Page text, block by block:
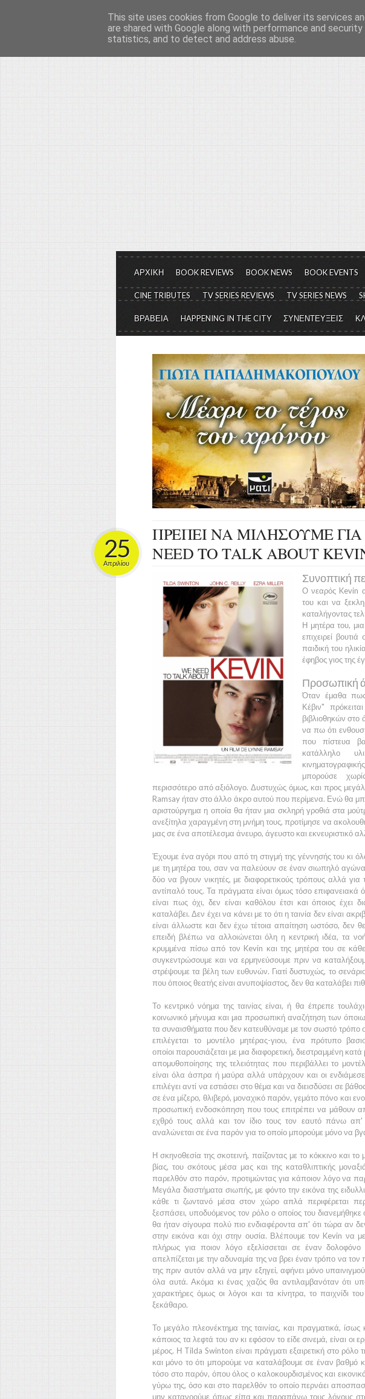
Το μεγαλείο των Τεχνών...
Είμαστε πάντα εδώ για να μιλάμε για τον πολιτισμό,
ΑΡΧΙΚΗ BOOK REVIEWS BOOK NEWS BOOK EVENTS
CINE TRIBUTES TV SERIES REVIEWS TV SERIES NEWS
ΒΡΑΒΕΙΑ HAPPENING IN THE CITY ΣΥΝΕΝΤΕΥΞΕΙΣ
ΠΡΕΠΕΙ ΝΑ ΜΙΛΗΣΟΥΜΕ ΓΙΑ
NEED TO TALK ABOUT
25
Απριλίου
Συνοπτική
Ο νεαρός Kevin
του και να
καταλήγοντας
Η μητέρα του,
επιχειρεί
παιδική του
έφηβος γιος της
Προσωπική
Όταν έμαθα
Κέβιν"
βιβλιοθηκών
να πω ότι
που πίστευα
κατάλληλο
μπορούσε
περισσότερο από αξιόλογο. Δυστυχώς όμως, και προς
Ramsayήταν στο άλλο άκρο αυτού που περίμενα. Ενώ θα
αριστούργημα η οποία θα ήταν μια σκληρή γροθιά στα
ανεξίτηλα χαραγμένη στη μνήμη τους, προτίμησε να
μας σε ένα αποτέλεσμα άνευρο, άγευστο και εκνευριστικό
Έχουμε ένα αγόρι που από τη στιγμή της γέννησής του κι
με τη μητέρα του, σαν να παλεύουν σε έναν σιωπηλό αγώνα
δύο να βγουν νικητές, με διαφορετικούς τρόπους αλλά για
αντίπαλό τους. Τα πράγματα είναι όμως τόσο επιφανειακά
είναι πως όχι, δεν είναι καθόλου έτσι και όποιος έχει
καταλάβει. Δεν έχει να κάνει με το ότι η ταινία δεν είναι
είναι άλλωστε και δεν έχω τέτοια απαίτηση ωστόσο, δεν
επειδή βλέπω να αλλοιώνεται όλη η κεντρική ιδέα, τα
κρυμμένα πίσω από τον Kevin και της μητέρα του σε
συγκεντρώσουμε και να ερμηνεύσουμε πριν να
στρέψουμε τα βέλη των ευθυνών. Γιατί δυστυχώς, το
που όποιος θεατής είναι ανυποψίαστος, δεν θα καταλάβει
Το κεντρικό νόημα της ταινίας είναι, ή θα έπρεπε
κοινωνικό μήνυμα και μια προσωπική αναζήτηση των
τα συναισθήματα που δεν κατευθύναμε με τον σωστό τρόπο
επιλέγεται το μοντέλο μητέρας-γιου, ένα πρότυπο
οποίοι παρουσιάζεται με μια διαφορετική, διεστραμμένη
απομυθοποίησης της τελειότητας που περιβάλλει το
είναι όλα άσπρα ή μαύρα αλλά υπάρχουν και οι
επιλέγει αντί να εστιάσει στο θέμα και να διεισδύσει σε
σε ένα μίζερο, θλιβερό, μοναχικό παρόν, γεμάτο πόνο και
προσωπική ενδοσκόπηση που τους επιτρέπει να μάθουν
εχθρό τους αλλά και τον ίδιο τους τον εαυτό πάνω
αναλώνεται σε ένα παρόν για το οποίο μπορούμε μόνο να
Η σκηνοθεσία της σκοτεινή, παίζοντας με το κόκκινο και
βίας, του σκότους μέσα μας και της καταθλιπτικής
παρελθόν στο παρόν, προτιμώντας για κάποιον λόγο να
Μεγάλα διαστήματα σιωπής, με φόντο την εικόνα της
κάθε τι ζωντανό μέσα στον χώρο απλά περιφέρεται
ξεσπάσει, υποδυόμενος τον ρόλο ο οποίος του
θα ήταν σίγουρα πολύ πιο ενδιαφέροντα απ' ότι τώρα αν
στην εικόνα και όχι στην ουσία. Βλέπουμε τον Kevin να
πλήρως για ποιον λόγο εξελίσσεται σε έναν
απελπίζεται με την αδυναμία της να βρει έναν τρόπο να
της πριν αυτόν αλλά να μην εξηγεί, αφήνει μόνο
όλα αυτά. Ακόμα κι ένας χαζός θα αντιλαμβανόταν ότι
χαρακτήρες όμως οι λόγοι και τα κίνητρα, το παιχνίδι
ξεκάθαρο.
Το μεγάλο πλεονέκτημα της ταινίας, και πραγματικά,
κάποιος τα λεφτά του αν κι εφόσον το είδε σινεμά, είναι
μέρος. Η Tilda Swinton είναι πράγματι εξαιρετική στο ρόλο
και μόνο το ότι μπορούμε να καταλάβουμε σε έναν βαθμό
τόσο στο παρόν, όπου όλος ο καλοκουρδισμένος και
γύρω της, όσο και στο παρελθόν το οποίο περνάει
μην κατανοούμε όπως είπα και παραπάνω τους λόγους
This site uses cookies from Google to deliver its services
are shared with Google along with performance and
statistics, and to detect and address abuse.